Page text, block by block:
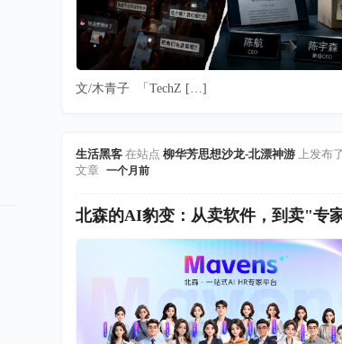
文/木青子 「TechZ […]
生活黑客在站点 柳华芳思想沙龙-北漂神游上发布
文章
一个月前
北森的AI豹变：从卖软件，到卖"专